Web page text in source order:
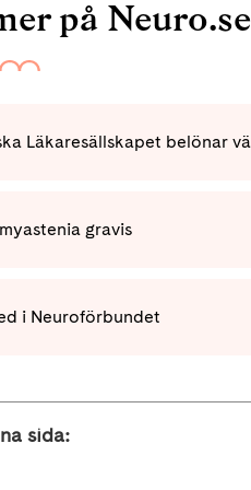
på Neuro.se
gravis
i Neuroförbundet
sida: